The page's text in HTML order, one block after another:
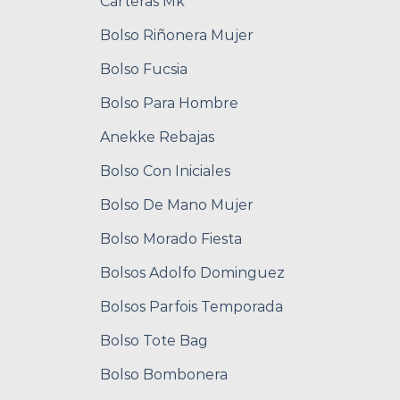
Bolso Riñonera Mujer
Bolso Fucsia
Bolso Para Hombre
Anekke Rebajas
Bolso Con Iniciales
Bolso De Mano Mujer
Bolso Morado Fiesta
Bolsos Adolfo Dominguez
Bolsos Parfois Temporada
Bolso Tote Bag
Bolso Bombonera